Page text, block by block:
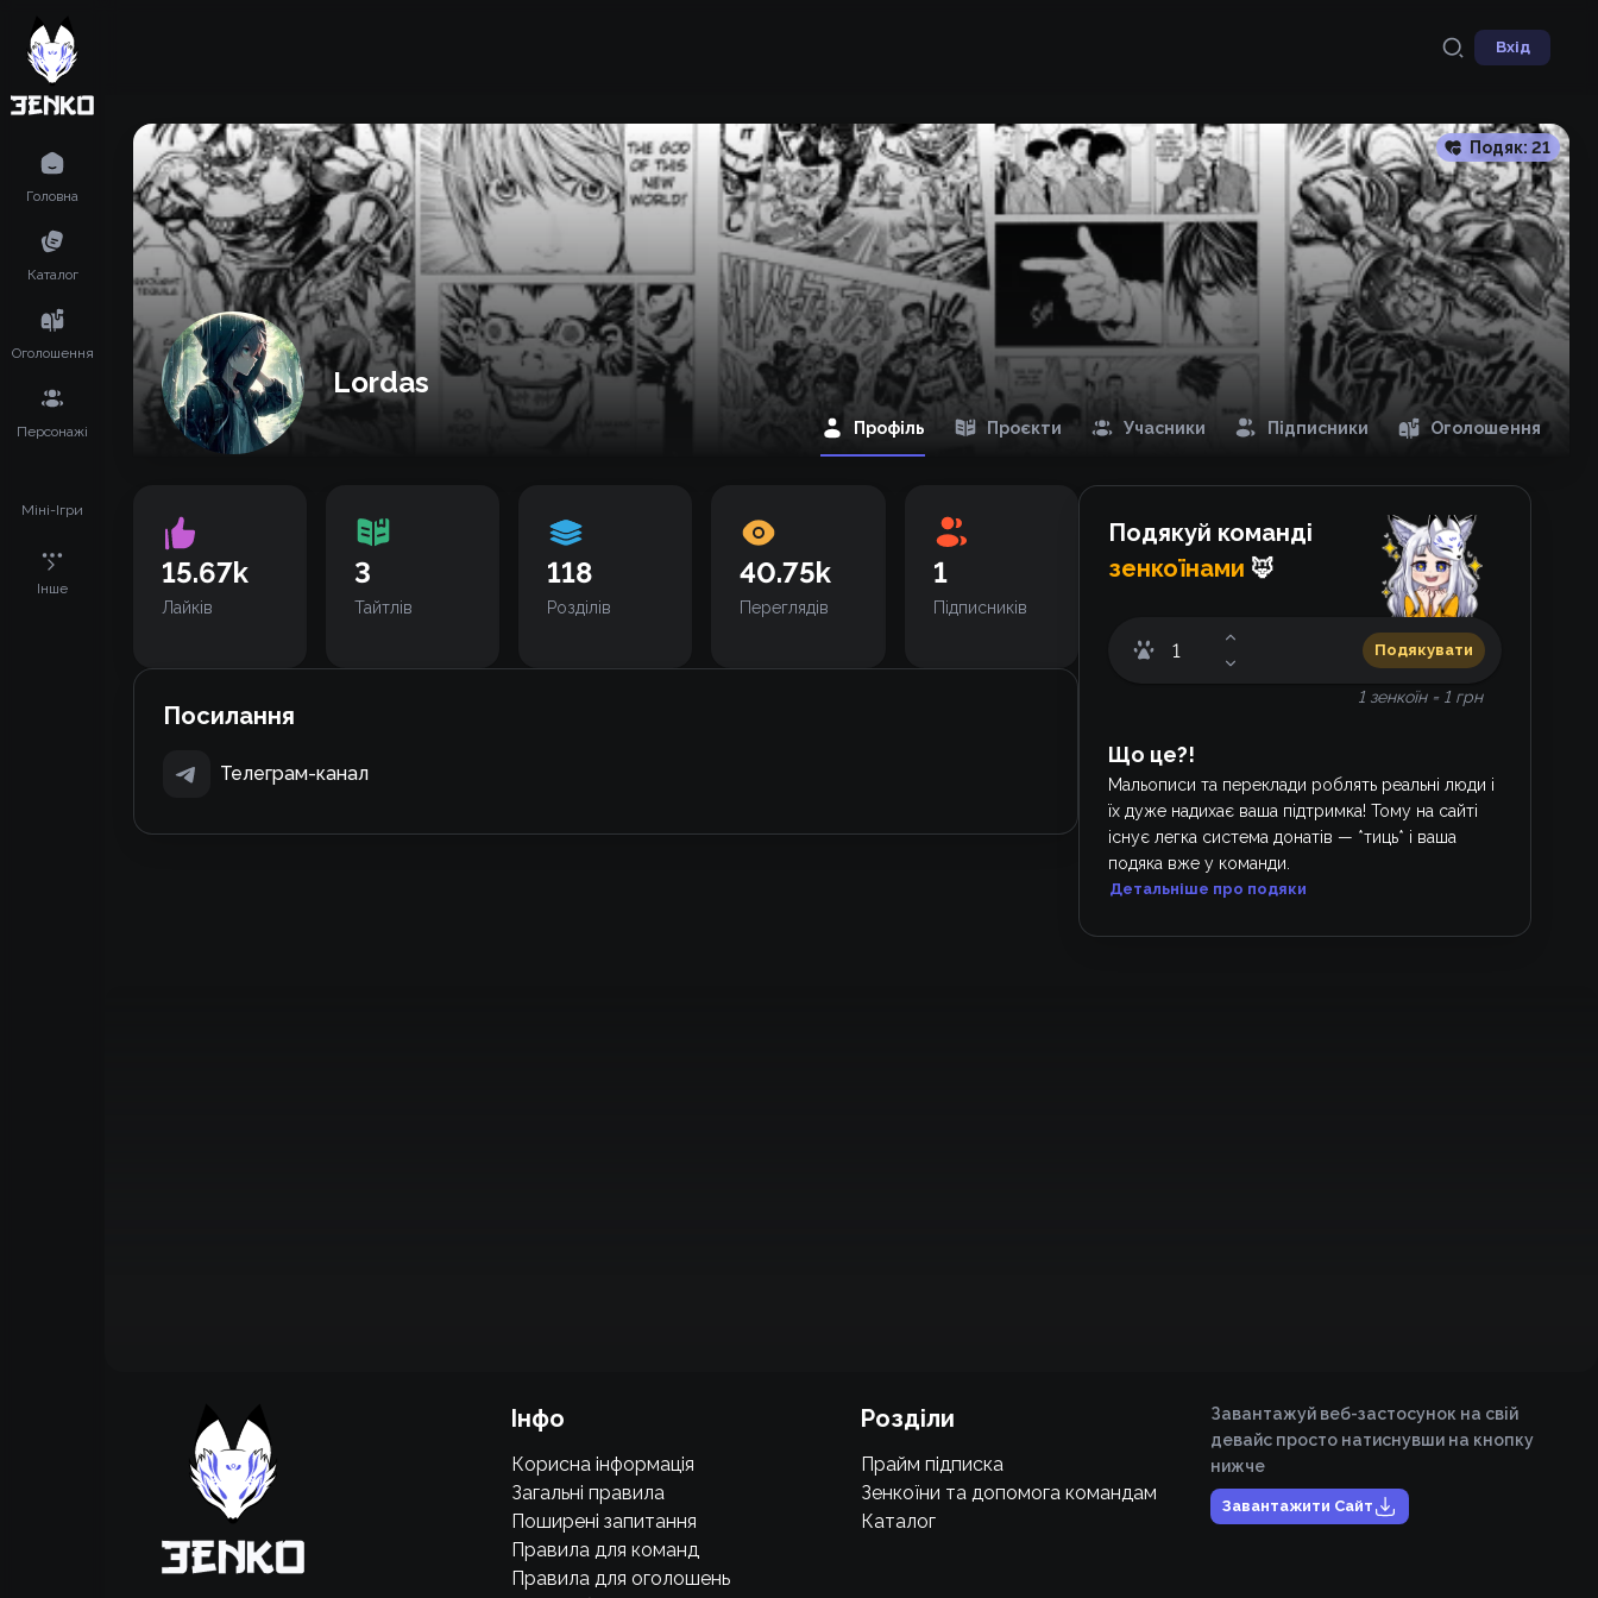
Вхід
Головна
Каталог
Оголошення
Персонажі
Міні-Ігри
Інше
Подяк: 21
Lordas
Профіль Проєкти Учасники Підписники Оголошення
15.67k
Лайків
3
Тайтлів
118
Розділів
40.75k
Переглядів
1
Підписників
Посилання
Телеграм-канал
Подякуй команді
зенкоїнами 🦊
Подякувати
1 зенкоїн = 1 грн
Що це?!
Мальописи та переклади роблять реальні люди і
їх дуже надихає ваша підтримка! Тому на сайті
існує легка система донатів — *тиць* і ваша
подяка вже у команди.
Детальніше про подяки
крутих нововведень
Підтримати проєкт
Інфо
Корисна інформація
Загальні правила
Поширені запитання
Правила для команд
Правила для оголошень
Розділи
Прайм підписка
Зенкоїни та допомога командам
Каталог
Завантажуй веб-застосунок на свій
девайс просто натиснувши на кнопку
нижче
Завантажити Сайт